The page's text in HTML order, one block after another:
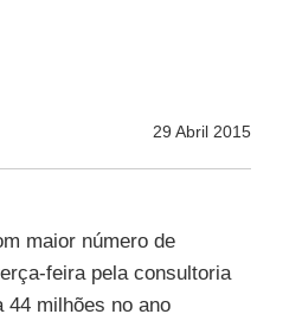
29 Abril 2015
maior número de
feira pela consultoria
44 milhões no ano